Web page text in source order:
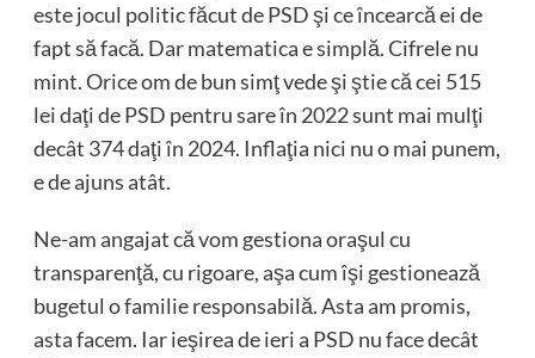
este jocul politic făcut de PSD şi ce încearcă ei de
fapt să facă. Dar matematica e simplă. Cifrele nu
mint. Orice om de bun simţ vede şi ştie că cei 515
lei daţi de PSD pentru sare în 2022 sunt mai mulţi
decât 374 daţi în 2024. Inflaţia nici nu o mai punem,
e de ajuns atât.
Ne-am angajat că vom gestiona oraşul cu
transparenţă, cu rigoare, aşa cum îşi gestionează
bugetul o familie responsabilă. Asta am promis,
asta facem. Iar ieşirea de ieri a PSD nu face decât